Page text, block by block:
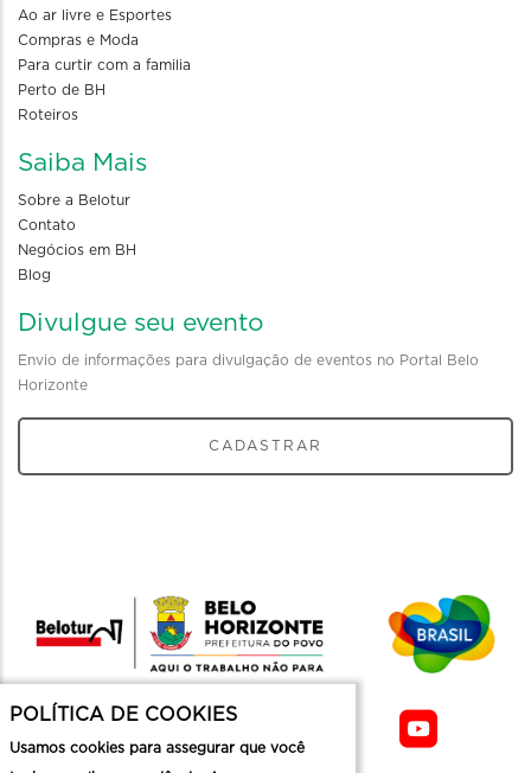
Ao ar livre e Esportes
Compras e Moda
Para curtir com a familia
Perto de BH
Roteiros
Saiba Mais
Sobre a Belotur
Contato
Negócios em BH
Blog
Divulgue seu evento
Envio de informações para divulgação de eventos no Portal Belo
Horizonte
CADASTRAR
POLÍTICA DE COOKIES
Usamos cookies para assegurar que você